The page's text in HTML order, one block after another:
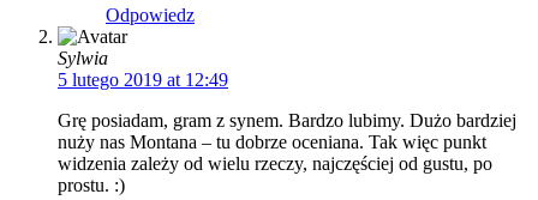
Odpowiedz
Sylwia
5 lutego 2019 at 12:49
Grę posiadam, gram z synem. Bardzo lubimy. Dużo bardziej
nuży nas Montana – tu dobrze oceniana. Tak więc punkt
widzenia zależy od wielu rzeczy, najczęściej od gustu, po
prostu. :)